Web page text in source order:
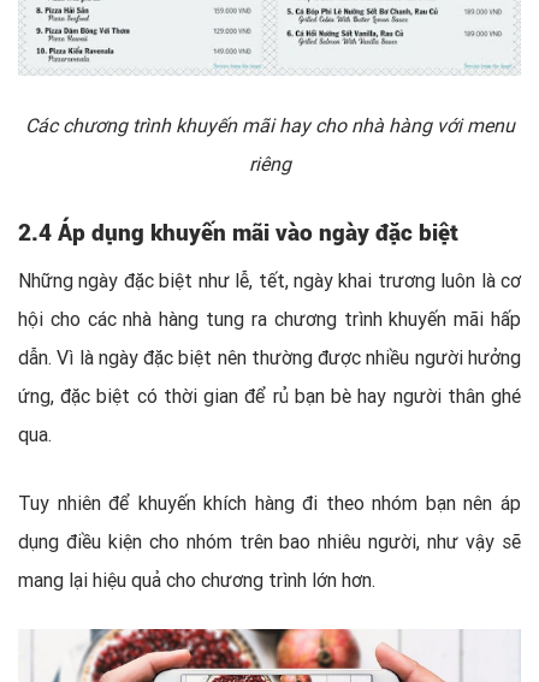
Các chương trình khuyến mãi hay cho nhà hàng với menu
riêng
2.4 Áp dụng khuyến mãi vào ngày đặc biệt
Những ngày đặc biệt như lễ, tết, ngày khai trương luôn là cơ
hội cho các nhà hàng tung ra chương trình khuyến mãi hấp
dẫn. Vì là ngày đặc biệt nên thường được nhiều người hưởng
ứng, đặc biệt có thời gian để rủ bạn bè hay người thân ghé
qua.
Tuy nhiên để khuyến khích hàng đi theo nhóm bạn nên áp
dụng điều kiện cho nhóm trên bao nhiêu người, như vậy sẽ
mang lại hiệu quả cho chương trình lớn hơn.